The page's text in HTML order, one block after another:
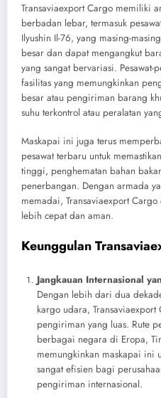
Transaviaexport Cargo memiliki
berbadan lebar, termasuk
Ilyushin Il-76, yang masing-
besar dan dapat mengangkut
yang sangat bervariasi.
fasilitas yang memungkinkan
besar atau pengiriman barang
suhu terkontrol atau peralatan
Maskapai ini juga terus
pesawat terbaru untuk
tinggi, penghematan bahan
penerbangan. Dengan armada
memadai, Transaviaexport
lebih cepat dan aman.
Keunggulan
Jangkauan Internasional
Dengan lebih dari dua
kargo udara,
pengiriman yang luas. Rute
berbagai negara di Eropa,
memungkinkan maskapai ini
sangat efisien bagi
pengiriman internasional.